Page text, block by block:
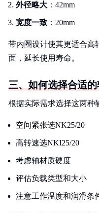
外径略大 ：42mm
宽度一致 ：20mm
带内圈设计使其更适合高
面，延长使用寿命。
三、如何选择合适
根据实际需求选择这两种
空间紧张选NK25/20
高转速选NKI25/20
考虑轴材质硬度
评估负载类型和大小
注意工作温度和润滑条